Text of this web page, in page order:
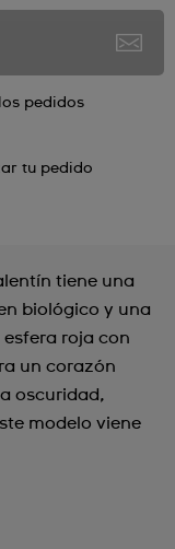
pedidos
tu pedido
tiene una
biológico y una
roja con
un corazón
oscuridad,
modelo viene